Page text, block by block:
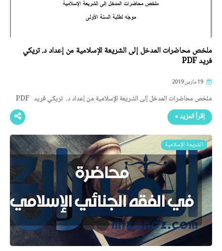
ملخص محاضرات المدخل إلى الشريعة الإسلامية من إعداد د. تريكي
فريد PDF
ملخص محاضرات المدخل إلى الشريعة الإسلامية من إعداد د. تريكي فريد PDF
إقرأ المزيد »
الشريعة الإسلامية